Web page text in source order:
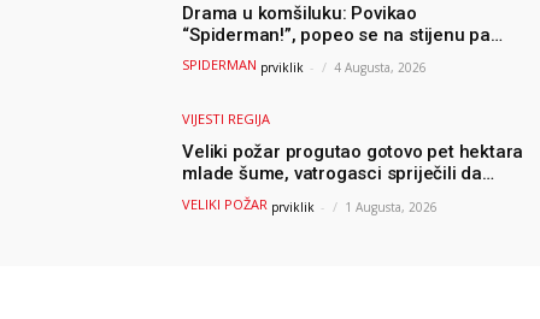
Drama u komšiluku: Povikao
“Spiderman!”, popeo se na stijenu pa
ostao zarobljen
SPIDERMAN prviklik - 4 Augusta, 2026
VIJESTI REGIJA
Veliki požar progutao gotovo pet hektara
mlade šume, vatrogasci spriječili da
dođe do još veće katastrofe
VELIKI POŽAR prviklik - 1 Augusta, 2026